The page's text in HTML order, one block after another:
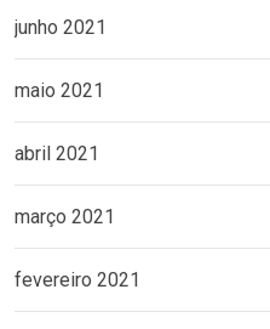
junho 2021
maio 2021
abril 2021
março 2021
fevereiro 2021